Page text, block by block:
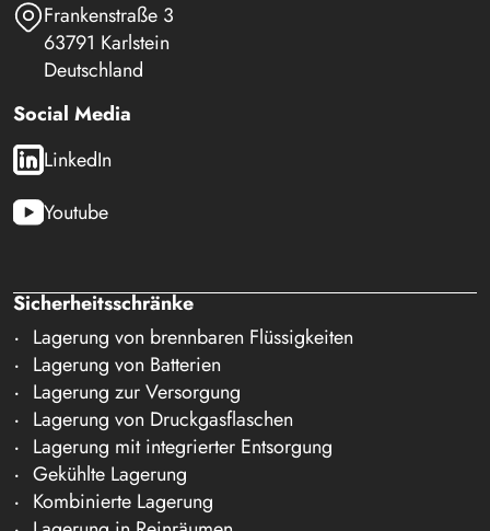
Frankenstraße 3
63791 Karlstein
Deutschland
Social Media
LinkedIn
Youtube
Sicherheitsschränke
Lagerung von brennbaren Flüssigkeiten
Lagerung von Batterien
Lagerung zur Versorgung
Lagerung von Druckgasflaschen
Lagerung mit integrierter Entsorgung
Gekühlte Lagerung
Kombinierte Lagerung